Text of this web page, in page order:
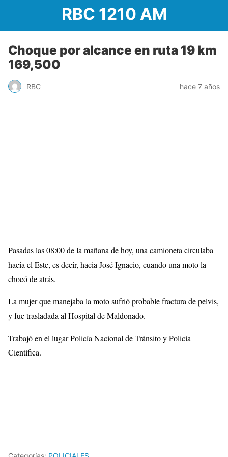
RBC 1210 AM
Choque por alcance en ruta 19 km
169,500
RBC hace 7 años
Pasadas las 08:00 de la mañana de hoy, una camioneta circulaba
hacia el Este, es decir, hacia José Ignacio, cuando una moto la
chocó de atrás.
La mujer que manejaba la moto sufrió probable fractura de pelvis,
y fue trasladada al Hospital de Maldonado.
Trabajó en el lugar Policía Nacional de Tránsito y Policía
Científica.